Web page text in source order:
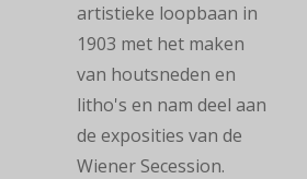
artistieke loopbaan in
1903 met het maken
van houtsneden en
litho's en nam deel aan
de exposities van de
Wiener Secession.